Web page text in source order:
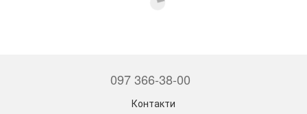
097 366-38-00
Контакти